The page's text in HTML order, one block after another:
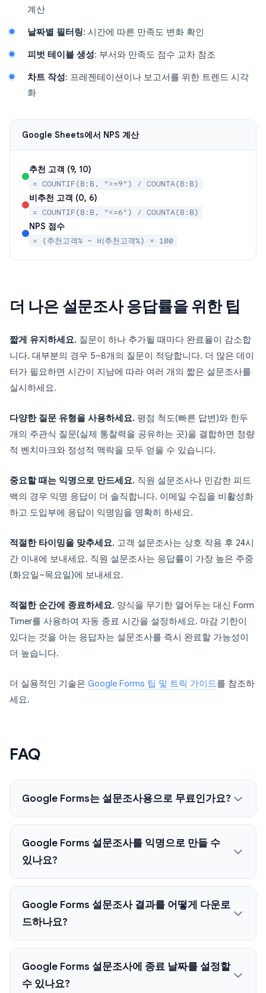
계산
날짜별 필터링: 시간에 따른 만족도 변화 확인
피벗 테이블 생성: 부서와 만족도 점수 교차 참조
차트 작성: 프레젠테이션이나 보고서를 위한 트렌드 시각
화
Google Sheets에서 NPS 계산
추천 고객 (9, 10)
= COUNTIF(B:B, ">=9") / COUNTA(B:B)
비추천 고객 (0, 6)
= COUNTIF(B:B, "<=6") / COUNTA(B:B)
NPS 점수
= (추천고객% − 비추천고객%) × 100
더 나은 설문조사 응답률을 위한 팁
짧게 유지하세요. 질문이 하나 추가될 때마다 완료율이 감소합
니다. 대부분의 경우 5~8개의 질문이 적당합니다. 더 많은 데이
터가 필요하면 시간이 지남에 따라 여러 개의 짧은 설문조사를
실시하세요.
다양한 질문 유형을 사용하세요. 평점 척도(빠른 답변)와 한두
개의 주관식 질문(실제 통찰력을 공유하는 곳)을 결합하면 정량
적 벤치마크와 정성적 맥락을 모두 얻을 수 있습니다.
중요할 때는 익명으로 만드세요. 직원 설문조사나 민감한 피드
백의 경우 익명 응답이 더 솔직합니다. 이메일 수집을 비활성화
하고 도입부에 응답이 익명임을 명확히 하세요.
적절한 타이밍을 맞추세요. 고객 설문조사는 상호 작용 후 24시
간 이내에 보내세요. 직원 설문조사는 응답률이 가장 높은 주중
(화요일~목요일)에 보내세요.
적절한 순간에 종료하세요. 양식을 무기한 열어두는 대신 Form
Timer를 사용하여 자동 종료 시간을 설정하세요. 마감 기한이
있다는 것을 아는 응답자는 설문조사를 즉시 완료할 가능성이
더 높습니다.
더 실용적인 기술은 Google Forms 팁 및 트릭 가이드를 참조하
세요.
FAQ
Google Forms는 설문조사용으로 무료인가요?
Google Forms 설문조사를 익명으로 만들 수
있나요?
Google Forms 설문조사 결과를 어떻게 다운로
드하나요?
Google Forms 설문조사에 종료 날짜를 설정할
수 있나요?